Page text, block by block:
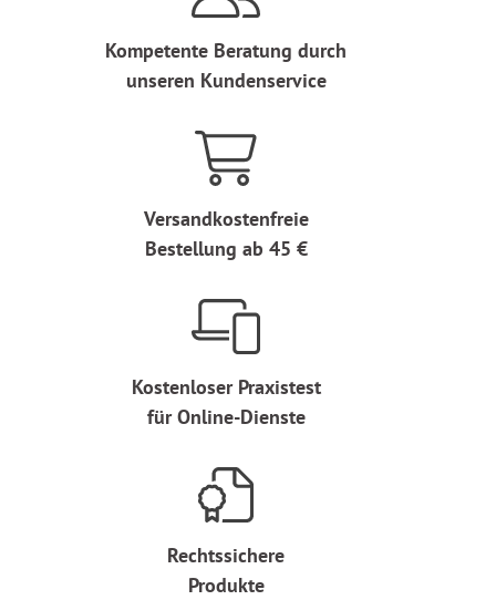
Kompetente Beratung durch
unseren Kundenservice
Versandkostenfreie
Bestellung ab 45 €
Kostenloser Praxistest
für Online-Dienste
Rechtssichere
Produkte